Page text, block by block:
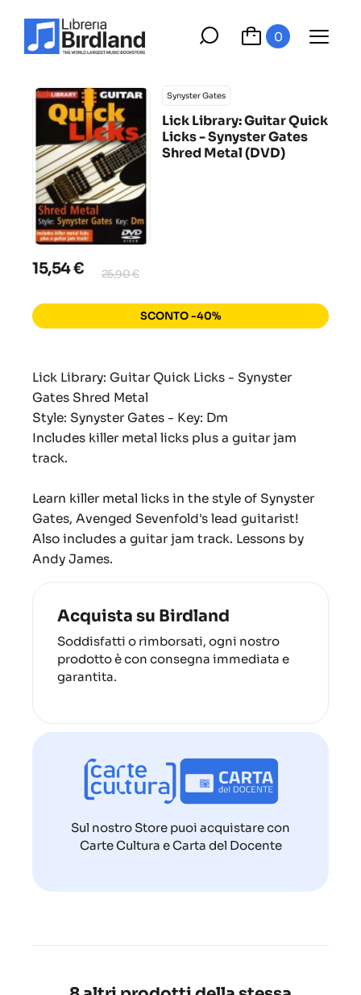
0
Synyster Gates
Lick Library: Guitar Quick
Licks - Synyster Gates
Shred Metal (DVD)
15,54 € 25,90 €
SCONTO -40%
Lick Library: Guitar Quick Licks - Synyster
Gates Shred Metal
Style: Synyster Gates - Key: Dm
Includes killer metal licks plus a guitar jam
track.
Learn killer metal licks in the style of Synyster
Gates, Avenged Sevenfold's lead guitarist!
Also includes a guitar jam track. Lessons by
Andy James.
Acquista su Birdland
Soddisfatti o rimborsati, ogni nostro
prodotto è con consegna immediata e
garantita.
Sul nostro Store puoi acquistare con
Carte Cultura e Carta del Docente